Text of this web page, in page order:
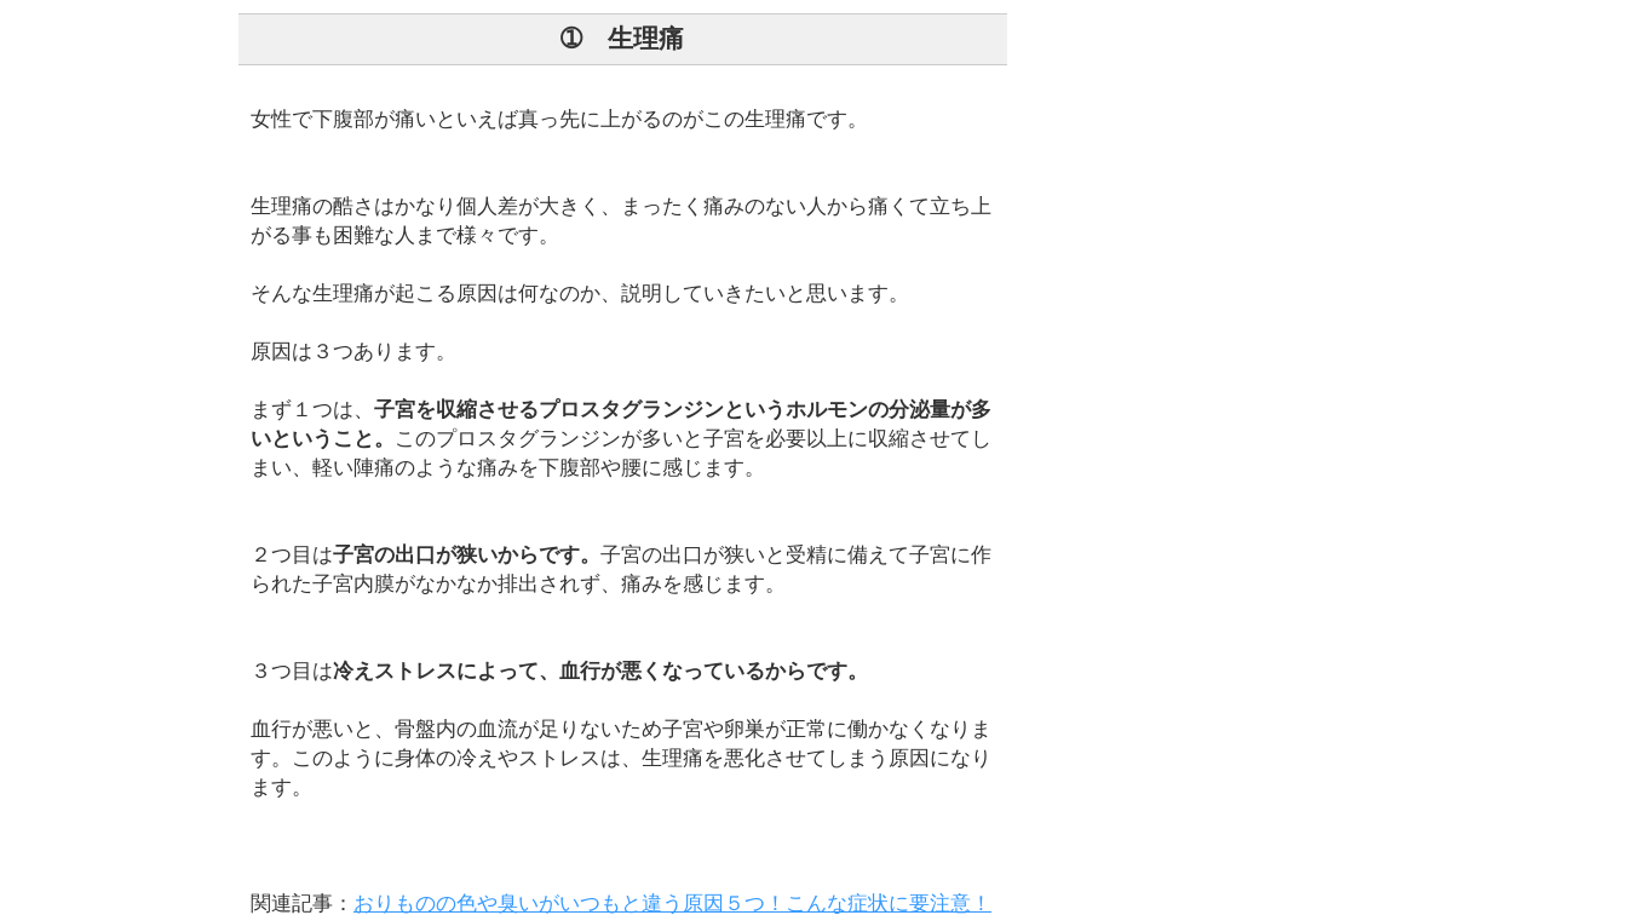
➀ 生理痛
女性で下腹部が痛いといえば真っ先に上がるのがこの生理痛です。
生理痛の酷さはかなり個人差が大きく、まったく痛みのない人から痛くて立ち上
がる事も困難な人まで様々です。
そんな生理痛が起こる原因は何なのか、説明していきたいと思います。
原因は３つあります。
まず１つは、 子宮を収縮させるプロスタグランジンというホルモンの分泌量が多
いということ。
このプロスタグランジンが多いと子宮を必要以上に収縮させてし
まい、軽い陣痛のような痛みを下腹部や腰に感じます。
２つ目は子宮の出口が狭いからです。 子宮の出口が狭いと受精に備えて子宮に作
られた子宮内膜がなかなか排出されず、痛みを感じます。
３つ目は冷えストレスによって、血行が悪くなっているからです。
血行が悪いと、骨盤内の血流が足りないため子宮や卵巣が正常に働かなくなりま
す。このように身体の冷えやストレスは、生理痛を悪化させてしまう原因になり
ます。
関連記事： おりものの色や臭いがいつもと違う原因５つ！こんな症状に要注意！